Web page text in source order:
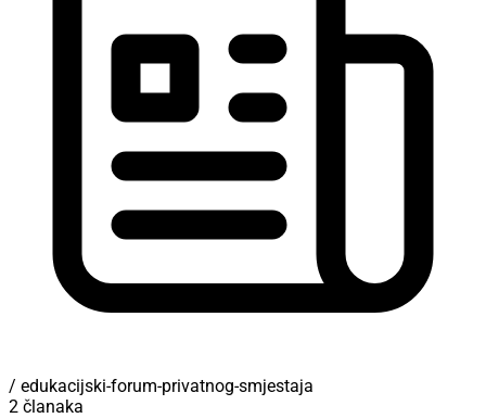
/ edukacijski-forum-privatnog-smjestaja
2 članaka